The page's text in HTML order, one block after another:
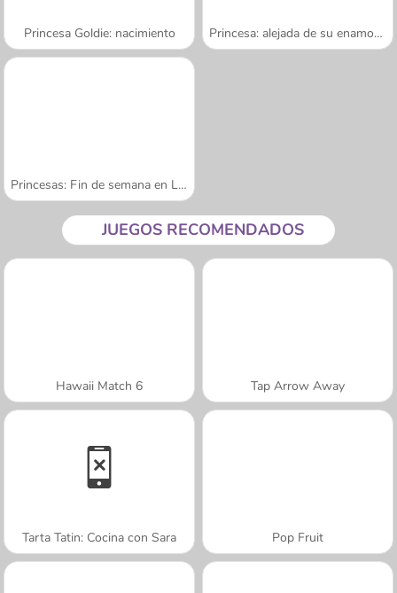
Princesa Goldie: nacimiento Princesa: alejada de su enamorado
Princesas: Fin de semana en Las Vegas
JUEGOS RECOMENDADOS
Hawaii Match 6 Tap Arrow Away
Tarta Tatin: Cocina con Sara Pop Fruit